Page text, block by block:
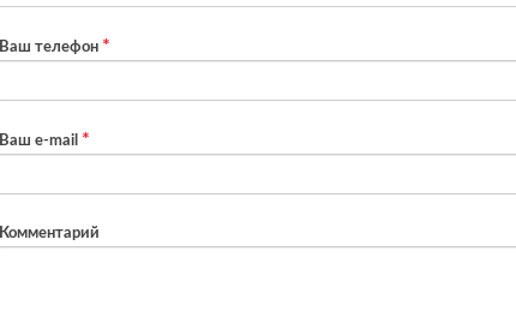
Ваш телефон
Ваш e-mail
Комментарий